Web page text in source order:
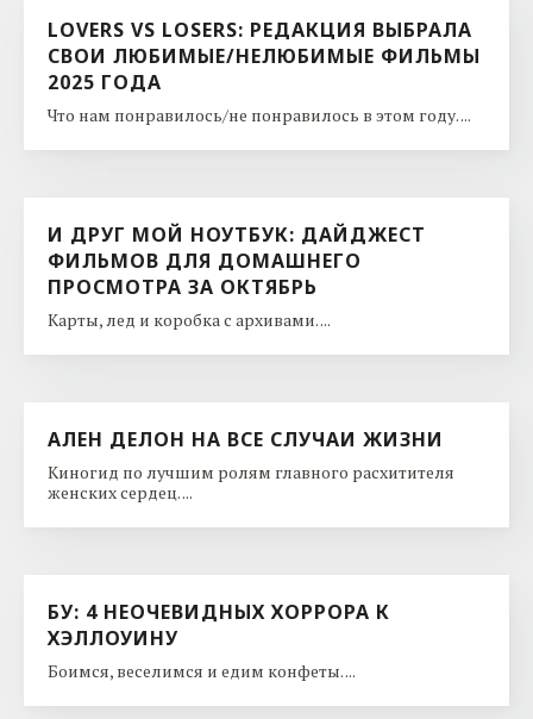
LOVERS VS LOSERS: РЕДАКЦИЯ ВЫБРАЛА
СВОИ ЛЮБИМЫЕ/НЕЛЮБИМЫЕ ФИЛЬМЫ
2025 ГОДА
Что нам понравилось/не понравилось в этом году. ...
И ДРУГ МОЙ НОУТБУК: ДАЙДЖЕСТ
ФИЛЬМОВ ДЛЯ ДОМАШНЕГО
ПРОСМОТРА ЗА ОКТЯБРЬ
Карты, лед и коробка с архивами. ...
АЛЕН ДЕЛОН НА ВСЕ СЛУЧАИ ЖИЗНИ
Киногид по лучшим ролям главного расхитителя
женских сердец. ...
БУ: 4 НЕОЧЕВИДНЫХ ХОРРОРА К
ХЭЛЛОУИНУ
Боимся, веселимся и едим конфеты. ...